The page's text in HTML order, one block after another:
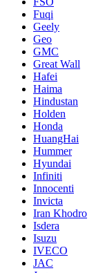
Fuqi
Geely
Geo
GMC
Great Wall
Hafei
Haima
Hindustan
Holden
Honda
HuangHai
Hummer
Hyundai
Infiniti
Innocenti
Invicta
Iran Khodro
Isdera
Isuzu
IVECO
JAC